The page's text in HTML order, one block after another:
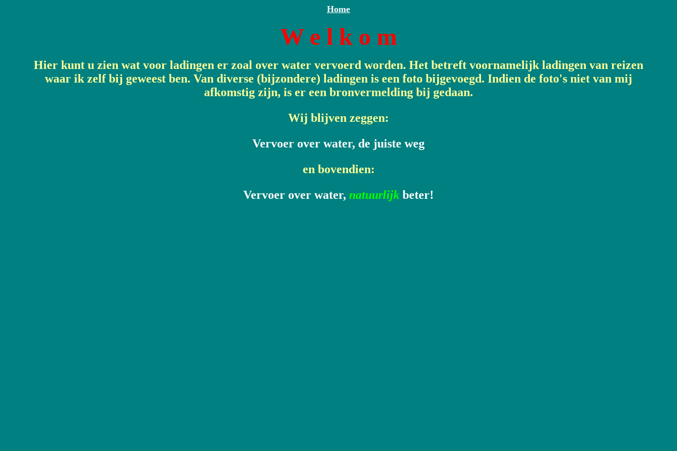
Home
W e l k o m
Hier kunt u zien wat voor ladingen er zoal over water vervoerd worden. Het betreft voornamelijk ladingen van reizen
waar ik zelf bij geweest ben. Van diverse (bijzondere) ladingen is een foto bijgevoegd. Indien de foto's niet van mij
afkomstig zijn, is er een bronvermelding bij gedaan.
Wij blijven zeggen:
Vervoer over water, de juiste weg
en bovendien:
Vervoer over water, natuurlijk beter!